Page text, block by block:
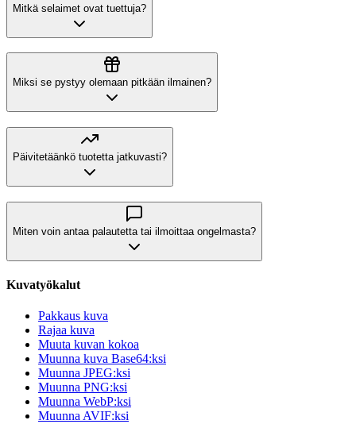
Mitkä selaimet ovat tuettuja?
Miksi se pystyy olemaan pitkään ilmainen?
Päivitetäänkö tuotetta jatkuvasti?
Miten voin antaa palautetta tai ilmoittaa ongelmasta?
Kuvatyökalut
Pakkaus kuva
Rajaa kuva
Muuta kuvan kokoa
Muunna kuva Base64:ksi
Muunna JPEG:ksi
Muunna PNG:ksi
Muunna WebP:ksi
Muunna AVIF:ksi